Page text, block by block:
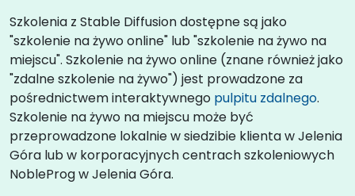
Szkolenia z Stable Diffusion dostępne są jako
"szkolenie na żywo online" lub "szkolenie na żywo na
miejscu". Szkolenie na żywo online (znane również jako
"zdalne szkolenie na żywo") jest prowadzone za
pośrednictwem interaktywnego pulpitu zdalnego.
Szkolenie na żywo na miejscu może być
przeprowadzone lokalnie w siedzibie klienta w Jelenia
Góra lub w korporacyjnych centrach szkoleniowych
NobleProg w Jelenia Góra.